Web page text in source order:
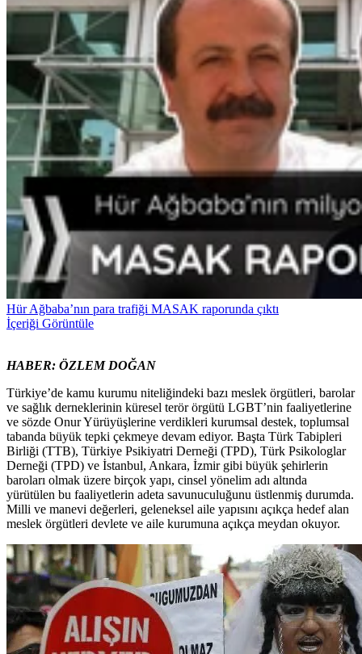
Hür Ağbaba’nın para trafiği MASAK raporunda çıktı
İçeriği Görüntüle
HABER: ÖZLEM DOĞAN
Türkiye’de kamu kurumu niteliğindeki bazı meslek örgütleri, barolar
ve sağlık derneklerinin küresel terör örgütü LGBT’nin faaliyetlerine
ve sözde Onur Yürüyüşlerine verdikleri kurumsal destek, toplumsal
tabanda büyük tepki çekmeye devam ediyor. Başta Türk Tabipleri
Birliği (TTB), Türkiye Psikiyatri Derneği (TPD), Türk Psikologlar
Derneği (TPD) ve İstanbul, Ankara, İzmir gibi büyük şehirlerin
baroları olmak üzere birçok yapı, cinsel yönelim adı altında
yürütülen bu faaliyetlerin adeta savunuculuğunu üstlenmiş durumda.
Milli ve manevi değerleri, geleneksel aile yapısını açıkça hedef alan
meslek örgütleri devlete ve aile kurumuna açıkça meydan okuyor.